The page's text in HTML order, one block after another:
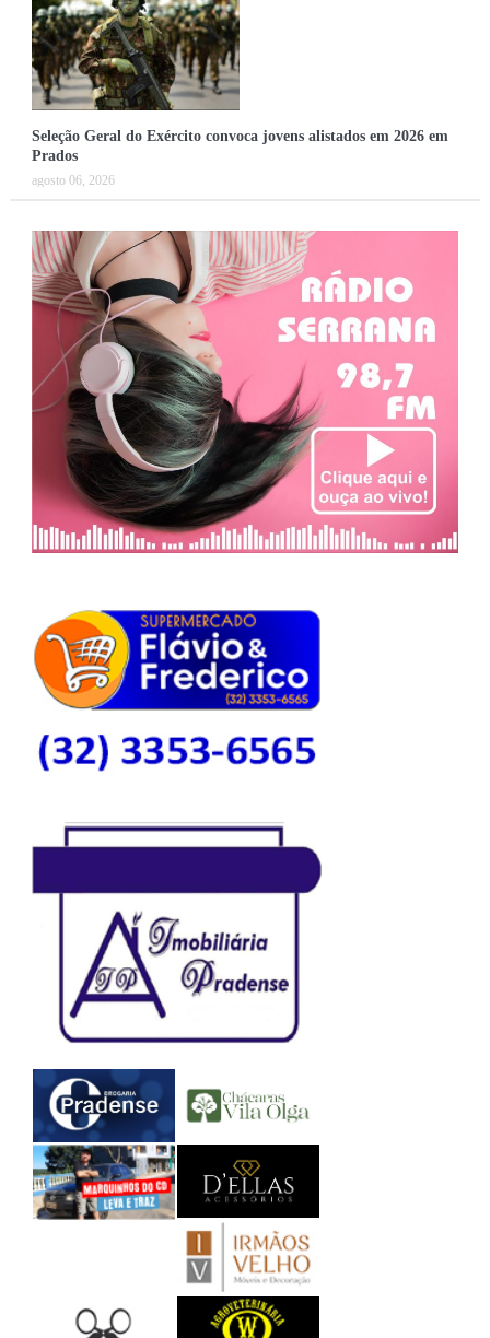
Seleção Geral do Exército convoca jovens alistados em 2026 em
Prados
agosto 06, 2026